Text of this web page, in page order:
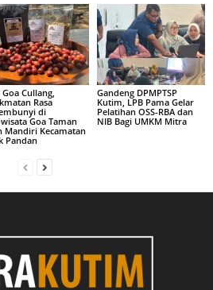
Cullang,
Rasa
di
Goa Taman
Mandiri Kecamatan
Pandan
Gandeng DPMPTSP
Kutim, LPB Pama Gelar
Pelatihan OSS-RBA dan
NIB Bagi UMKM Mitra